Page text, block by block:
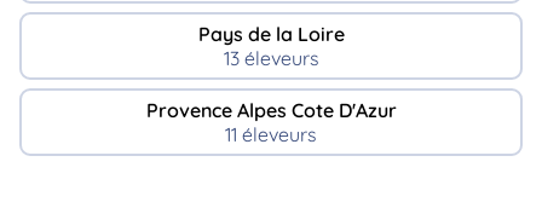
Pays de la Loire
13 éleveurs
Provence Alpes Cote D'Azur
11 éleveurs